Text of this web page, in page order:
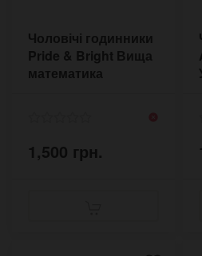
Чоловічі годинники
Pride & Bright Вища
математика
1,500 грн.